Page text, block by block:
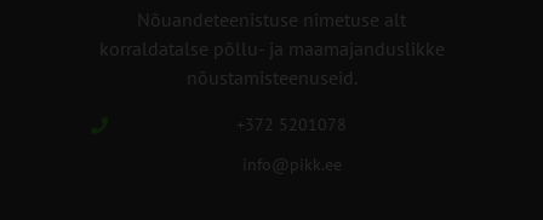
Nõuandeteenistuse nimetuse alt
korraldatalse põllu- ja maamajanduslikke
nõustamisteenuseid.
+372 5201078
info@pikk.ee